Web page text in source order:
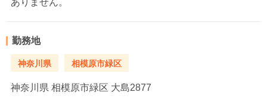
ありません。
勤務地
神奈川県 相模原市緑区
神奈川県 相模原市緑区 大島2877